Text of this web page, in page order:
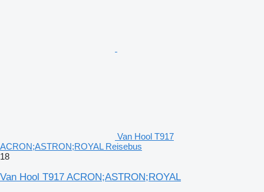
Van Hool T917
ACRON;ASTRON;ROYAL Reisebus
18
Van Hool T917 ACRON;ASTRON;ROYAL